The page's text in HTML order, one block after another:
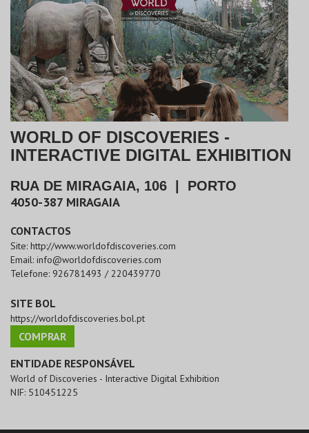
PRODUTOS
WORLD OF DISCOVERIES -
INTERACTIVE DIGITAL EXHIBITION
RUA DE MIRAGAIA, 106 PORTO
4050-387 MIRAGAIA
CONTACTOS
Site: http://www.worldofdiscoveries.com
Email: info@worldofdiscoveries.com
Telefone: 926781493 / 220439770
SITE BOL
https://worldofdiscoveries.bol.pt
COMPRAR
ENTIDADE RESPONSÁVEL
World of Discoveries - Interactive Digital Exhibition
NIF: 510451225